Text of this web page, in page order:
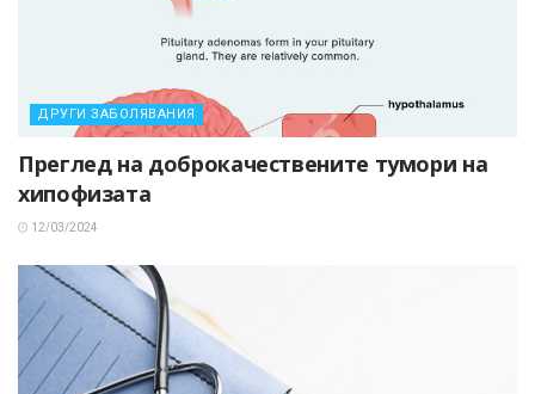
ДРУГИ ЗАБОЛЯВАНИЯ
Преглед на доброкачествените тумори на
хипофизата
12/03/2024